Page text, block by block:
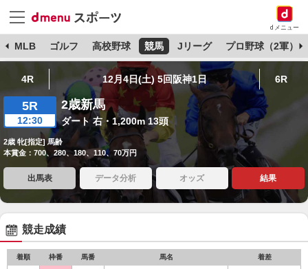
dメニュー
MLB ゴルフ 高校野球 競馬 Jリーグ プロ野球（2軍）
4R 12月4日(土) 5回阪神1日 6R
5R
12:30
2歳新馬
ダート 右・1,200m 13頭
2歳 牝[指定] 馬齢
本賞金：700、280、180、110、70万円
出馬表 データ分析 オッズ 結果
競走成績
着順 枠番 馬番 馬名 着差